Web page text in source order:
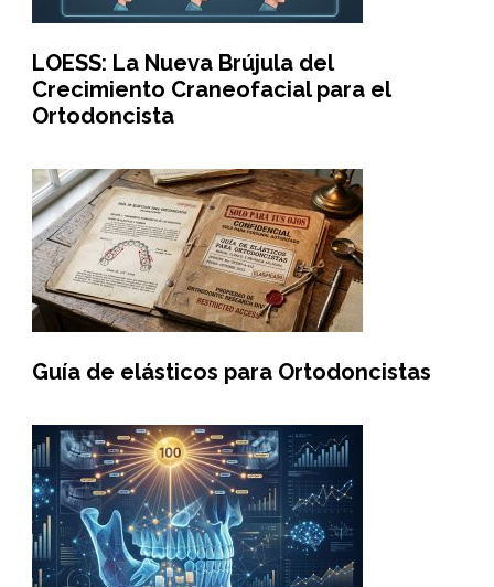
LOESS: La Nueva Brújula del
Crecimiento Craneofacial para el
Ortodoncista
Guía de elásticos para Ortodoncistas